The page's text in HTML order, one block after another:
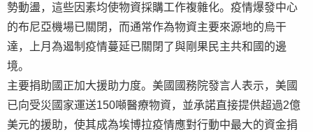
勢動盪，這些因素均使物資採購工作複雜化。疫情爆發中心
的布尼亞機場已關閉，而通常作為物資主要來源地的烏干
達，上月為遏制疫情蔓延已關閉了與剛果民主共和國的邊
境。
主要捐助國正加大援助力度。美國國務院發言人表示，美國
已向受災國家運送150噸醫療物資，並承諾直接提供超過2億
美元的援助，使其成為埃博拉疫情應對行動中最大的資金捐